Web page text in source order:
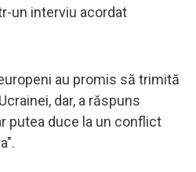
un interviu acordat
au promis să trimită
dar, a răspuns
putea duce la un conflict